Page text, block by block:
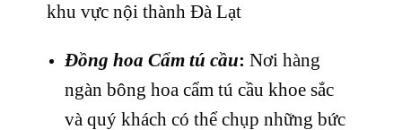
khu vực nội thành Đà Lạt
Đồng hoa Cẩm tú cầu:Nơi hàng
ngàn bông hoa cẩm tú cầu khoe sắc
và quý khách có thể chụp những bức